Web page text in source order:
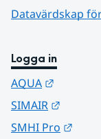
Datavärdskap
Logga in
AQUA
SIMAIR
SMHI Pro